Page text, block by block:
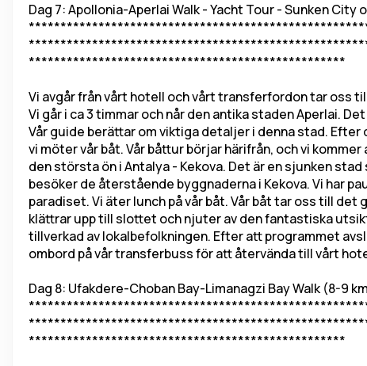
Dag 7: Apollonia-Aperlai Walk - Yacht Tour - Sunken City
**************************************************
Vi avgår från vårt hotell och vårt transferfordon tar oss
Vi går i ca 3 timmar och når den antika staden Aperlai.
Vår guide berättar om viktiga detaljer i denna stad.
vi möter vår båt. Vår båttur börjar härifrån, och vi
den största ön i Antalya - Kekova. Det är en sjunken
besöker de återstående byggnaderna i Kekova. Vi har
paradiset. Vi äter lunch på vår båt. Vår båt tar oss till det
klättrar upp till slottet och njuter av den fantastiska
tillverkad av lokalbefolkningen. Efter att programmet
ombord på vår transferbuss för att återvända till vårt
Dag 8: Ufakdere-Choban Bay-Limanagzi Bay Walk (8-9
**************************************************